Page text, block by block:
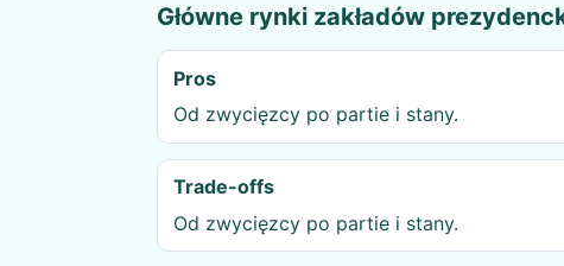
Główne rynki zakładów
Pros
Od zwycięzcy po partie i stany.
Trade-offs
Od zwycięzcy po partie i stany.